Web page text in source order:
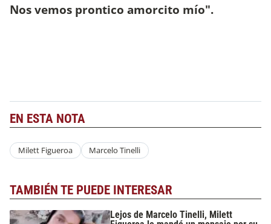
Nos vemos prontico amorcito mío".
EN ESTA NOTA
Milett Figueroa Marcelo Tinelli
TAMBIÉN TE PUEDE INTERESAR
Lejos de Marcelo Tinelli, Milett